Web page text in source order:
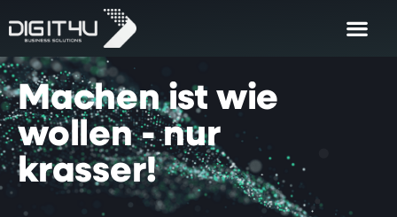
Machen ist wie
wollen - nur
krasser!